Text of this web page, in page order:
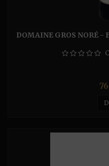
DOMAINE GROS NORÉ -